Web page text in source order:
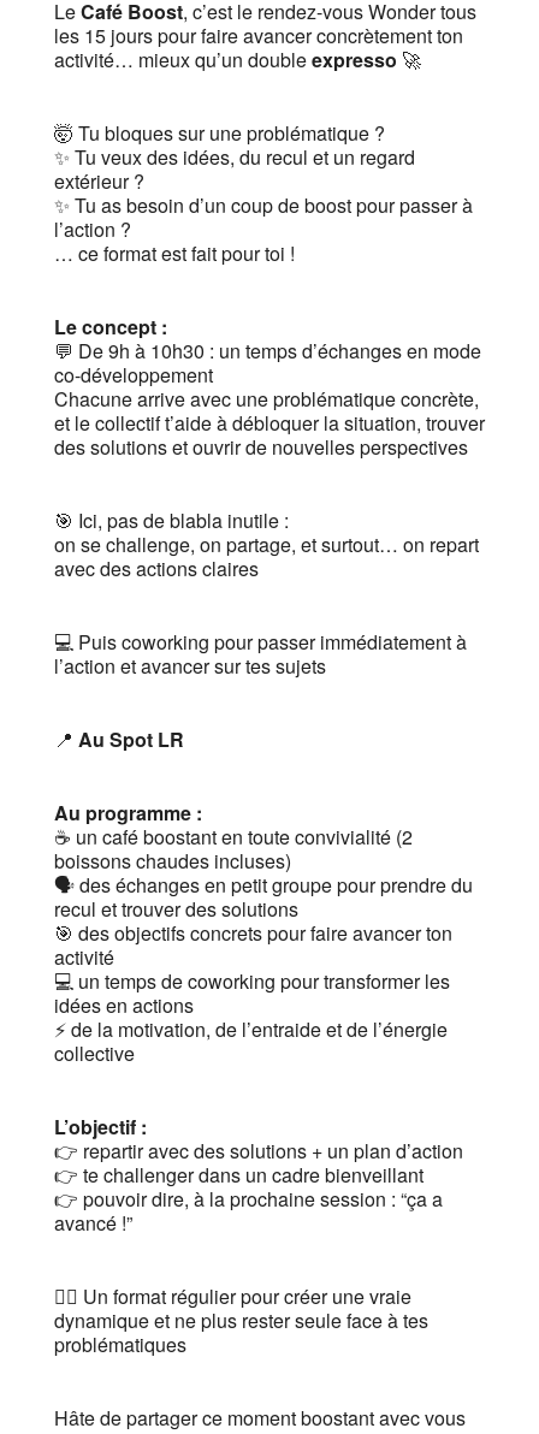
LeCafé Boost, c’est le rendez-vous Wonder tous
les 15 jours pour faire avancer concrètement ton
activité… mieux qu’un doubleexpresso 🚀
🤯 Tu bloques sur une problématique ?
✨ Tu veux des idées, du recul et un regard
extérieur ?
✨ Tu as besoin d’un coup de boost pour passer à
l’action ?
… ce format est fait pour toi !
Le concept :
💬 De 9h à 10h30 : un temps d’échanges en mode
co-développement
Chacune arrive avec une problématique concrète,
et le collectif t’aide à débloquer la situation, trouver
des solutions et ouvrir de nouvelles perspectives
🎯 Ici, pas de blabla inutile :
on se challenge, on partage, et surtout… on repart
avec des actions claires
💻 Puis coworking pour passer immédiatement à
l’action et avancer sur tes sujets
📍 Au Spot LR
Au programme :
☕️ un café boostant en toute convivialité (2
boissons chaudes incluses)
🗣 des échanges en petit groupe pour prendre du
recul et trouver des solutions
🎯 des objectifs concrets pour faire avancer ton
activité
💻 un temps de coworking pour transformer les
idées en actions
⚡️ de la motivation, de l’entraide et de l’énergie
collective
L’objectif :
👉 repartir avec des solutions + un plan d’action
👉 te challenger dans un cadre bienveillant
👉 pouvoir dire, à la prochaine session : “ça a
avancé !”
👯‍♀️ Un format régulier pour créer une vraie
dynamique et ne plus rester seule face à tes
problématiques
Hâte de partager ce moment boostant avec vous